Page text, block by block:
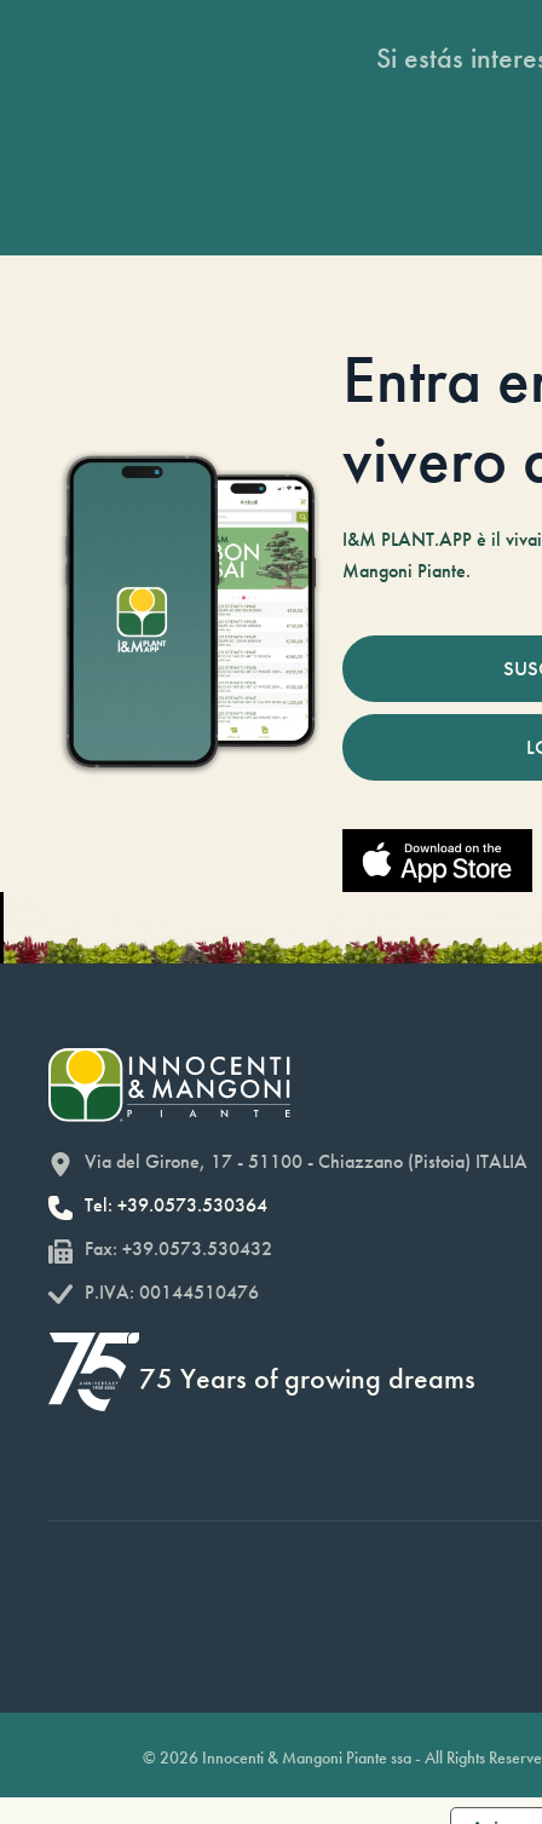
Si estás
Entra
vivero
I&M PLANT.APP è il
Mangoni Piante.
Via del Girone, 17 - 51100 - Chiazzano (Pistoia) ITALIA
Tel: +39.0573.530364
Fax: +39.0573.530432
P.IVA: 00144510476
75 Years of growing dreams
© 2026 Innocenti & Mangoni Piante ssa - All Rights